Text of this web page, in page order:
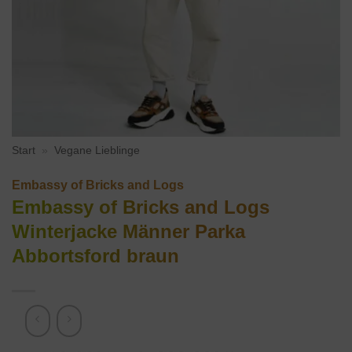
Start Vegane Lieblinge
Embassy of Bricks and Logs
Embassy of Bricks and Logs
Winterjacke Männer Parka
Abbortsford braun